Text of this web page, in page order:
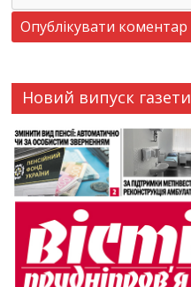
Новий випуск газети